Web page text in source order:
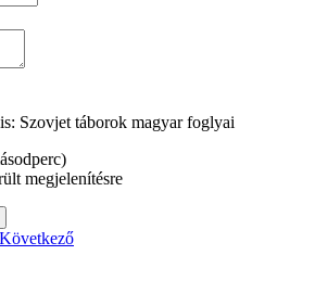
Szovjet táborok magyar foglyai
megjelenítésre
Következő